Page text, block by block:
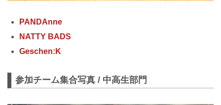
PANDAnne
NATTY BADS
Geschen:K
参加チーム集合写真 / 中高生部門